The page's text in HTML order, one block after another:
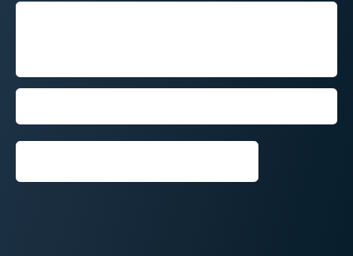
FUHRPARK­MA­NAGEMENT
Verwalten und Optimieren der Fuhrpar­